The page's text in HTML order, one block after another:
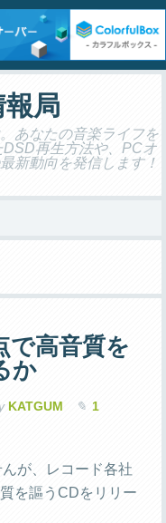
局
あなたの音楽ライフを
再生方法や、PCオ
新動向を発信します！
で高音質を
か
KATGUM
1
が、レコード各社
を謳うCDをリリー